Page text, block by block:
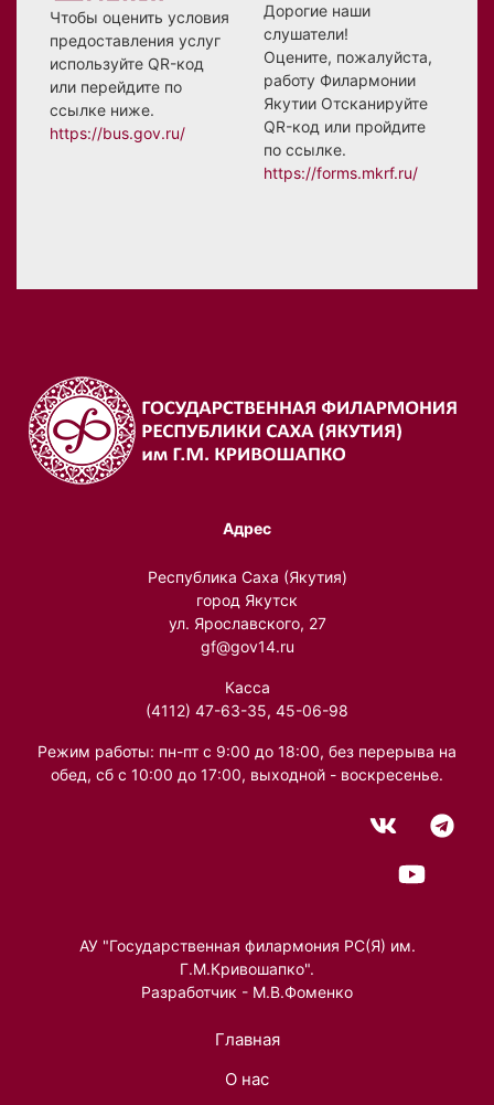
Чтобы оценить условия
предоставления услуг
используйте QR-код
или перейдите по
ссылке ниже.
https://bus.gov.ru/
Дорогие наши
слушатели!
Оцените, пожалуйста,
работу Филармонии
Якутии Отсканируйте
QR-код или пройдите
по ссылке.
https://forms.mkrf.ru/
Адрес
Республика Саха (Якутия)
город Якутск
ул. Ярославского, 27
gf@gov14.ru
Касса
(4112) 47-63-35, 45-06-98
Режим работы: пн-пт с 9:00 до 18:00, без перерыва на
обед, сб с 10:00 до 17:00, выходной - воскресенье.
АУ "Государственная филармония РС(Я) им.
Г.М.Кривошапко".
Разработчик - М.В.Фоменко
Главная
О нас